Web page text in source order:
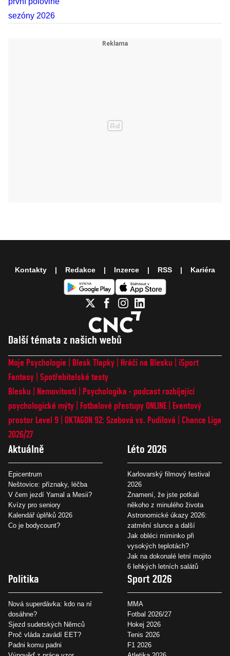
Další témata z našich webů
Moje Psychologie Blesk Tlapky Hráči na Blesku
iSport
Fantasy Spotřebitelské testy
Blesku
Nemovitosti
Psychologika - podcast rozbíjející
psychologické mýty
Fotbalové přestupy ONLINE
Eventový
prostor Level 9 OKTAGON 92: Szabová vs. Pudilová
Chance Liga
2026/27
Aktuálně
Epicentrum
Neštovice: příznaky, léčba
V čem jezdí Yamal a Mesii?
Kvízy pro seniory
Kalendář úplňků 2026
Co je bodycount?
Léto 2026
Karlovarský filmový festival
2026
Znamení, že jste potkali
někoho z minulého života
Astronomické úkazy 2026:
zatmění slunce a další
Jak obléci miminko při
vysokých teplotách?
Jak na dokonalé letní mojito
6 lehkých letních salátů
Politika
Nová superdávka: kdo na ní
dosáhne?
Sjezd sudetských Němců
Proč vláda zavádí EET?
Padni komu padni
Sport 2026
MMA
Fotbal 2026/27
Hokej 2026
Tenis 2026
F1 2026
Kontakty Redakce Inzerce RSS Kariéra